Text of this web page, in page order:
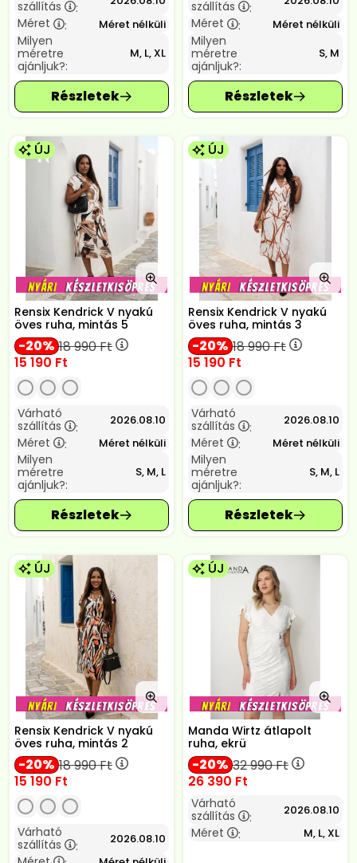
szállítás
:
Méret : Méret nélküli
Milyen
méretre
ajánljuk?:
M, L, XL
szállítás
:
Méret : Méret nélküli
Milyen
méretre
ajánljuk?:
S, M
ÚJ
Rensix Kendrick V nyakú
öves ruha, mintás 5
20 18 990Ft
15 190 Ft
Várható
szállítás
: 2026.08.10
Méret : Méret nélküli
Milyen
méretre
ajánljuk?:
S, M, L
ÚJ
Rensix Kendrick V nyakú
öves ruha, mintás 3
20 18 990Ft
15 190 Ft
Várható
szállítás
: 2026.08.10
Méret : Méret nélküli
Milyen
méretre
ajánljuk?:
S, M, L
ÚJ
Rensix Kendrick V nyakú
öves ruha, mintás 2
20 18 990Ft
15 190 Ft
Várható
szállítás
: 2026.08.10
ÚJ
Manda Wirtz átlapolt
ruha, ekrü
20 32 990Ft
26 390 Ft
Várható
szállítás
: 2026.08.10
Méret : M, L, XL